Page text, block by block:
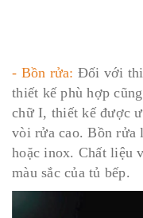
- Bồn rửa: Đối với
thiết kế phù hợp
chữ I, thiết kế được
vòi rửa cao. Bồn rửa
hoặc inox. Chất liệu
màu sắc của tủ bếp.